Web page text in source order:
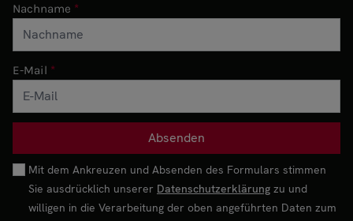
Nachname
E-Mail
Mit dem Ankreuzen und Absenden des Formulars stimmen
Sie ausdrücklich unserer Datenschutzerklärung zu und
willigen in die Verarbeitung der oben angeführten Daten zum